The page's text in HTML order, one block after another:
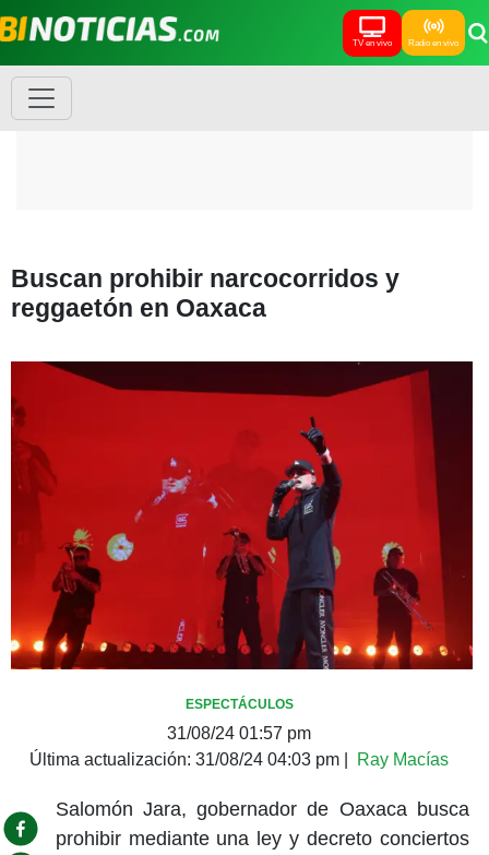
TV en vivo Radio en vivo
Buscan prohibir narcocorridos y
reggaetón en Oaxaca
ESPECTÁCULOS
31/08/24 01:57 pm
Última actualización: 31/08/24 04:03 pm Ray Macías
Salomón Jara, gobernador de Oaxaca busca
prohibir mediante una ley y decreto conciertos